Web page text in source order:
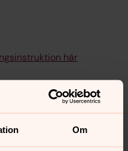
Om
här
på sidans